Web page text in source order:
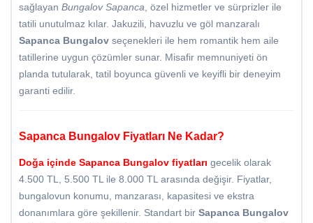
sağlayan Bungalov Sapanca, özel hizmetler ve sürprizler ile
tatili unutulmaz kılar. Jakuzili, havuzlu ve göl manzaralı
Sapanca Bungalov seçenekleri ile hem romantik hem aile
tatillerine uygun çözümler sunar. Misafir memnuniyeti ön
planda tutularak, tatil boyunca güvenli ve keyifli bir deneyim
garanti edilir.
Sapanca Bungalov Fiyatları Ne Kadar?
Doğa içinde Sapanca Bungalov fiyatları gecelik olarak
4.500 TL, 5.500 TL ile 8.000 TL arasında değişir. Fiyatlar,
bungalovun konumu, manzarası, kapasitesi ve ekstra
donanımlara göre şekillenir. Standart bir Sapanca Bungalov